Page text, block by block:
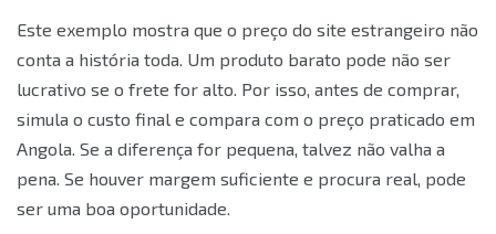
Este exemplo mostra que o preço do site estrangeiro não
conta a história toda. Um produto barato pode não ser
lucrativo se o frete for alto. Por isso, antes de comprar,
simula o custo final e compara com o preço praticado em
Angola. Se a diferença for pequena, talvez não valha a
pena. Se houver margem suficiente e procura real, pode
ser uma boa oportunidade.